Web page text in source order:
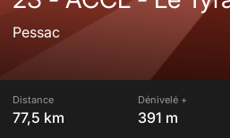
Pessac
Distance
77,5 km
Dénivelé +
391 m